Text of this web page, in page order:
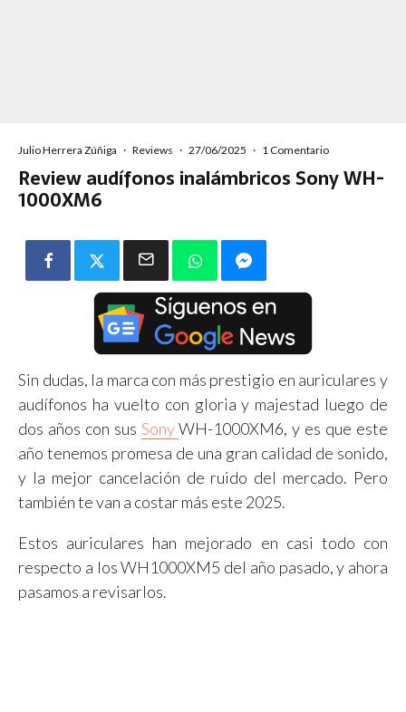
Julio Herrera Zúñiga · Reviews · 27/06/2025 · 1 Comentario
Review audífonos inalámbricos Sony WH-
1000XM6
Sin dudas, la marca con más prestigio en auriculares y
audífonos ha vuelto con gloria y majestad luego de
dos años con sus SonyWH-1000XM6, y es que este
año tenemos promesa de una gran calidad de sonido,
y la mejor cancelación de ruido del mercado. Pero
también te van a costar más este 2025.
Estos auriculares han mejorado en casi todo con
respecto a los WH1000XM5 del año pasado, y ahora
pasamos a revisarlos.